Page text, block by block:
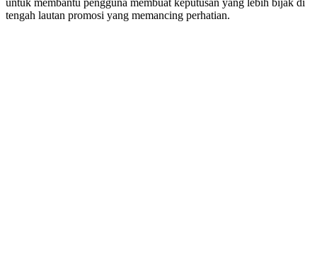
untuk membantu pengguna membuat keputusan yang lebih bijak di
tengah lautan promosi yang memancing perhatian.